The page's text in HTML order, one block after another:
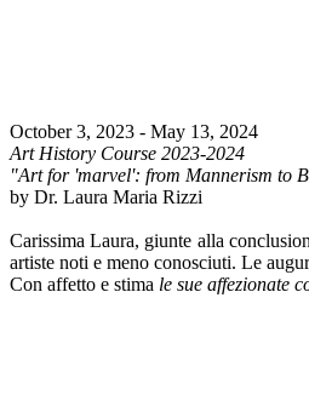
October 3, 2023 - May 13, 2024
Art History Course 2023-2024
"Art for 'marvel': from Mannerism to
by Dr. Laura Maria Rizzi
Carissima Laura, giunte alla
artiste noti e meno conosciuti. Le
Con affetto e stima le sue affezionate